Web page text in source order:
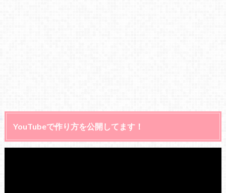
YouTubeで作り方を公開してます！